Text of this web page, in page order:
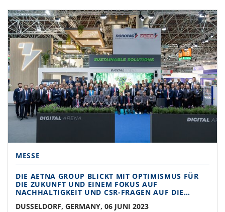
MESSE
DIE AETNA GROUP BLICKT MIT OPTIMISMUS FÜR
DIE ZUKUNFT UND EINEM FOKUS AUF
NACHHALTIGKEIT UND CSR-FRAGEN AUF DIE
DUSSELDORF, GERMANY, 06 JUNI 2023